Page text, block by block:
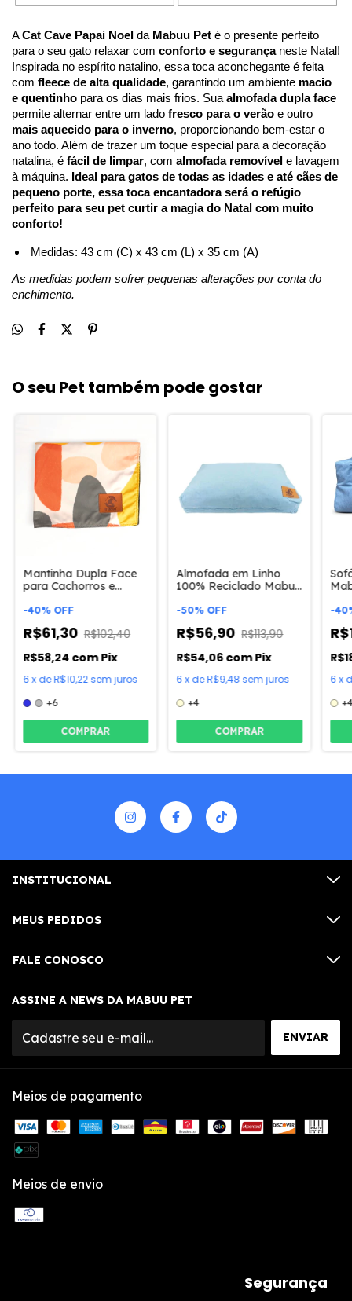
A Cat Cave Papai Noel da Mabuu Pet é o presente perfeito
para o seu gato relaxar com conforto e segurança neste Natal!
Inspirada no espírito natalino, essa toca aconchegante é feita
com fleece de alta qualidade, garantindo um ambiente macio
e quentinho para os dias mais frios. Sua almofada dupla face
permite alternar entre um lado fresco para o verão
mais aquecido para o inverno, proporcionando bem-estar o
ano todo. Além de trazer um toque especial para a decoração
natalina, é fácil de limpar, com almofada removível e lavagem
à máquina. Ideal para gatos de todas as idades e até cães de
pequeno porte, essa toca encantadora será o refúgio
perfeito para seu pet curtir a magia do Natal com muito
conforto!
Medidas: 43 cm (C) x 43 cm (L) x 35 cm (A)
As medidas podem sofrer pequenas alterações por conta do
enchimento.
O seu Pet também pode gostar
Mantinha Dupla Face
para Cachorros e
-40% OFF
R$61,30 R$102,40
R$58,24 com Pix
6x deR$10,22 sem juros
+6
COMPRAR
Almofada em Linho
100% Reciclado Mabuu
-50% OFF
R$56,90 R$113,90
R$54,06comPix
6 x deR$9,48 sem juros
+4
COMPRAR
-40
6x
INSTITUCIONAL
MEUS PEDIDOS
FALE CONOSCO
ASSINE A NEWS DA MABUU PET
Meios de pagamento
Meios de envio
Segurança